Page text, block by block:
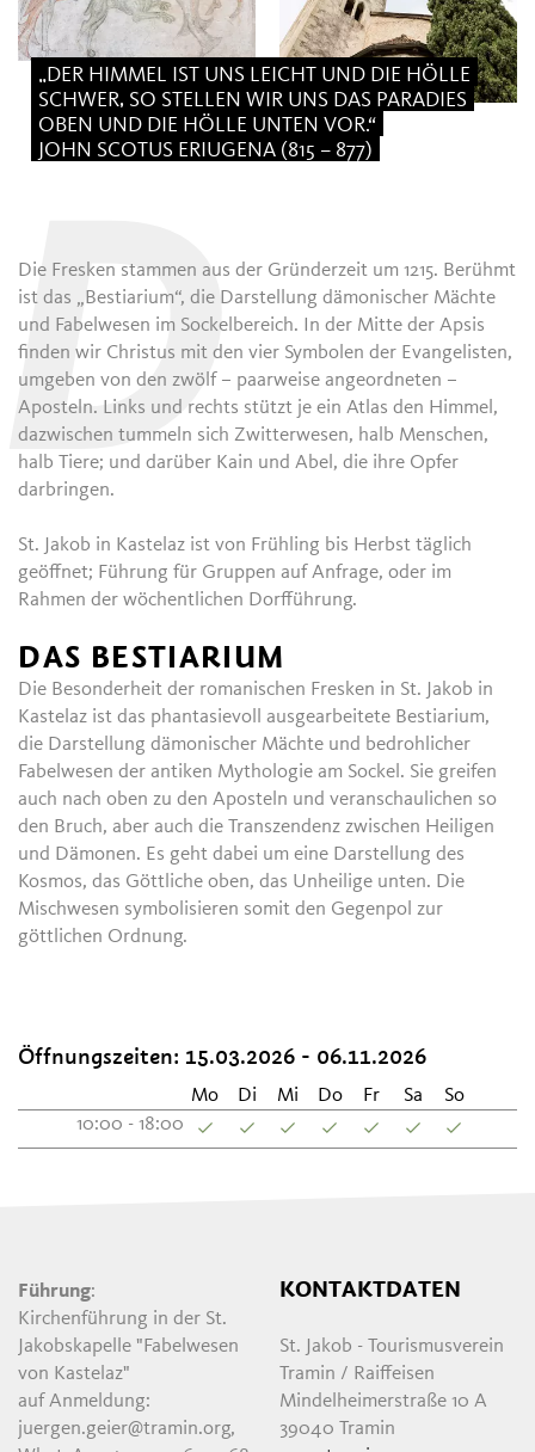
„DER HIMMEL IST UNS LEICHT UND DIE HÖLLE
SCHWER, SO STELLEN WIR UNS DAS PARADIES
OBEN UND DIE HÖLLE UNTEN VOR.“
JOHN SCOTUS ERIUGENA (815 – 877)
Die Fresken stammen aus der Gründerzeit um 1215. Berühmt
ist das „Bestiarium“, die Darstellung dämonischer Mächte
und Fabelwesen im Sockelbereich. In der Mitte der Apsis
finden wir Christus mit den vier Symbolen der Evangelisten,
umgeben von den zwölf – paarweise angeordneten –
Aposteln. Links und rechts stützt je ein Atlas den Himmel,
dazwischen tummeln sich Zwitterwesen, halb Menschen,
halb Tiere; und darüber Kain und Abel, die ihre Opfer
darbringen.
St. Jakob in Kastelaz ist von Frühling bis Herbst täglich
geöffnet; Führung für Gruppen auf Anfrage, oder im
Rahmen der wöchentlichen Dorfführung.
DAS BESTIARIUM
Die Besonderheit der romanischen Fresken in St. Jakob in
Kastelaz ist das phantasievoll ausgearbeitete Bestiarium,
die Darstellung dämonischer Mächte und bedrohlicher
Fabelwesen der antiken Mythologie am Sockel. Sie greifen
auch nach oben zu den Aposteln und veranschaulichen so
den Bruch, aber auch die Transzendenz zwischen Heiligen
und Dämonen. Es geht dabei um eine Darstellung des
Kosmos, das Göttliche oben, das Unheilige unten. Die
Mischwesen symbolisieren somit den Gegenpol zur
göttlichen Ordnung.
Öffnungszeiten: 15.03.2026 - 06.11.2026
Mo Di Mi Do Fr Sa
So
10:00 - 18:00
Führung:
Kirchenführung in der St.
Jakobskapelle "Fabelwesen
von Kastelaz"
auf Anmeldung:
juergen.geier@tramin.org,
KONTAKTDATEN
St. Jakob - Tourismusverein
Tramin / Raiffeisen
Mindelheimerstraße 10 A
39040 Tramin